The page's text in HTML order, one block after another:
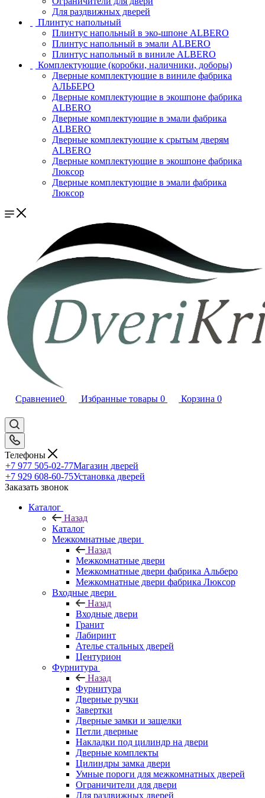
Для раздвижных дверей
Плинтус напольный
Плинтус напольный в эко-шпоне ALBERO
Плинтус напольный в эмали ALBERO
Плинтус напольный в виниле ALBERO
Комплектующие (коробки, наличники, доборы)
Дверные комплектующие в виниле фабрика
АЛЬБЕРО
Дверные комплектующие в экошпоне фабрика
ALBERO
Дверные комплектующие в эмали фабрика
ALBERO
Дверные комплектующие к срытым дверям
ALBERO
Дверные комплектующие в экошпоне фабрика
Люксор
Дверные комплектующие в эмали фабрика
Люксор
Сравнение0 Избранные товары 0 Корзина 0
Телефоны
+7 977 505-02-77Магазин дверей
+7 929 608-60-75Установка дверей
Заказать звонок
Каталог
Назад
Каталог
Межкомнатные двери
Назад
Межкомнатные двери
Межкомнатные двери фабрика Альберо
Межкомнатные двери фабрика Люксор
Входные двери
Назад
Входные двери
Гранит
Лабиринт
Ателье стальных дверей
Центурион
Фурнитура
Назад
Фурнитура
Дверные ручки
Завертки
Дверные замки и защелки
Петли дверные
Накладки под цилиндр на двери
Дверные комплекты
Цилиндры замка двери
Умные пороги для межкомнатных дверей
Ограничители для двери
Для раздвижных дверей